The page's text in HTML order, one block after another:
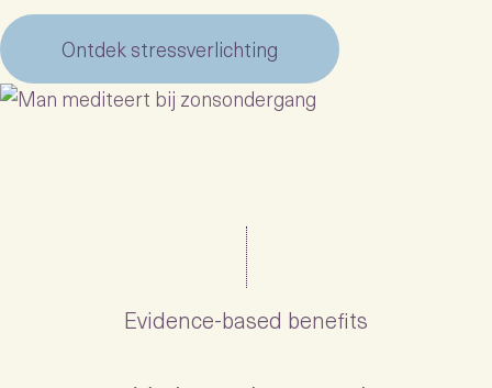
Ontdek stressverlichting
Evidence-based benefits